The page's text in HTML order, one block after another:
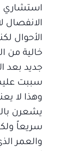
استشاري
الانفصال
الأحوال
خالية من
جديد بعد
سببت
وهذا لا
يشعرن
سريعاً
والعمر